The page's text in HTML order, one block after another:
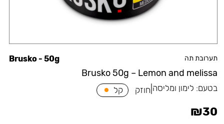
תערובת תה
Brusko 50g – Lemon and melissa
Brusko - 50g
בטעם: לימון ומליסה חוזק קל
₪30